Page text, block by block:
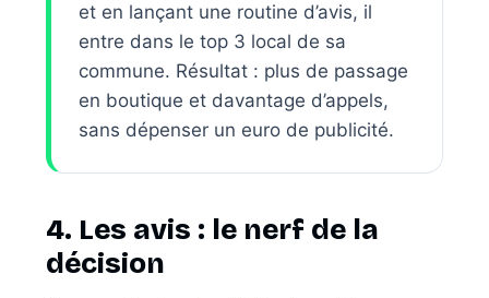
et en lançant une routine d’avis, il
entre dans le top 3 local de sa
commune. Résultat : plus de passage
en boutique et davantage d’appels,
sans dépenser un euro de publicité.
4. Les avis : le nerf de la
décision